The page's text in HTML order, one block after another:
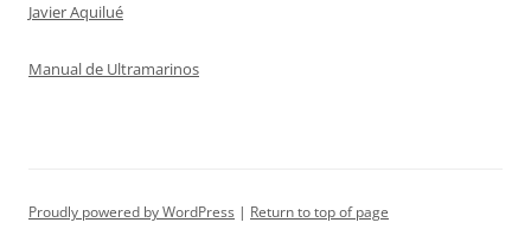
Javier Aquilué
Manual de Ultramarinos
Proudly powered by WordPress Return to top of page